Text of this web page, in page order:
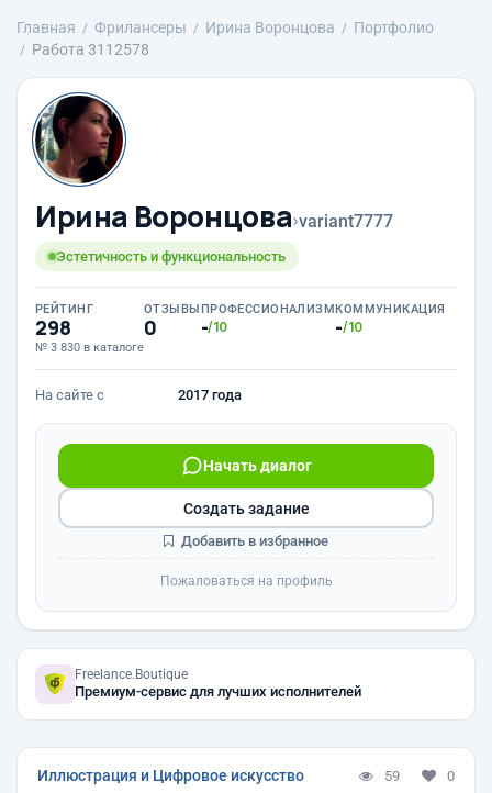
Главная Фрилансеры Ирина Воронцова
Портфолио
Работа 3112578
Ирина Воронцова›variant7777
Эстетичность и функциональность
РЕЙТИНГ
298
№ 3 830 в каталоге
ОТЗЫВЫ
0
ПРОФЕССИОНАЛИЗМ
-/10
КОММУНИКАЦИЯ
-/10
На сайте с 2017 года
Начать диалог
Создать задание
Добавить в избранное
Пожаловаться на профиль
Freelance.Boutique
Премиум-сервис для лучших исполнителей
Иллюстрация и Цифровое искусство 59 0